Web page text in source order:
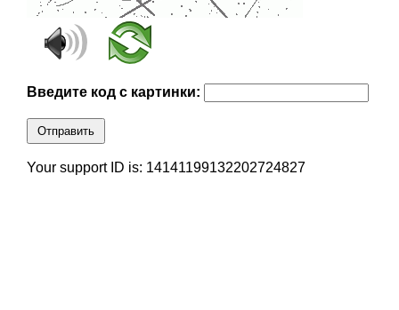
Введите код с картинки:
Отправить
Your support ID is: 14141199132202724827